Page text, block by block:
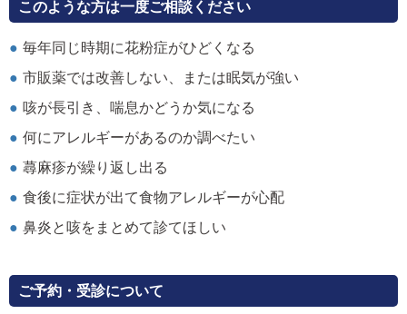
このような方は一度ご相談ください
毎年同じ時期に花粉症がひどくなる
市販薬では改善しない、または眠気が強い
咳が長引き、喘息かどうか気になる
何にアレルギーがあるのか調べたい
蕁麻疹が繰り返し出る
食後に症状が出て食物アレルギーが心配
鼻炎と咳をまとめて診てほしい
ご予約・受診について